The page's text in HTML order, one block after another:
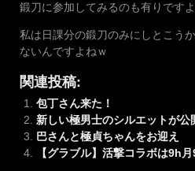
鍛刀に参加してみるのも有りですよ
私は日課分の鍛刀のみにしとこう
ないんですよねｗ
関連投稿:
包丁さん来た！
新しい極男士のシルエットが公
巴さんと極貞ちゃんをお迎え
【グラブル】活撃コラボは9h